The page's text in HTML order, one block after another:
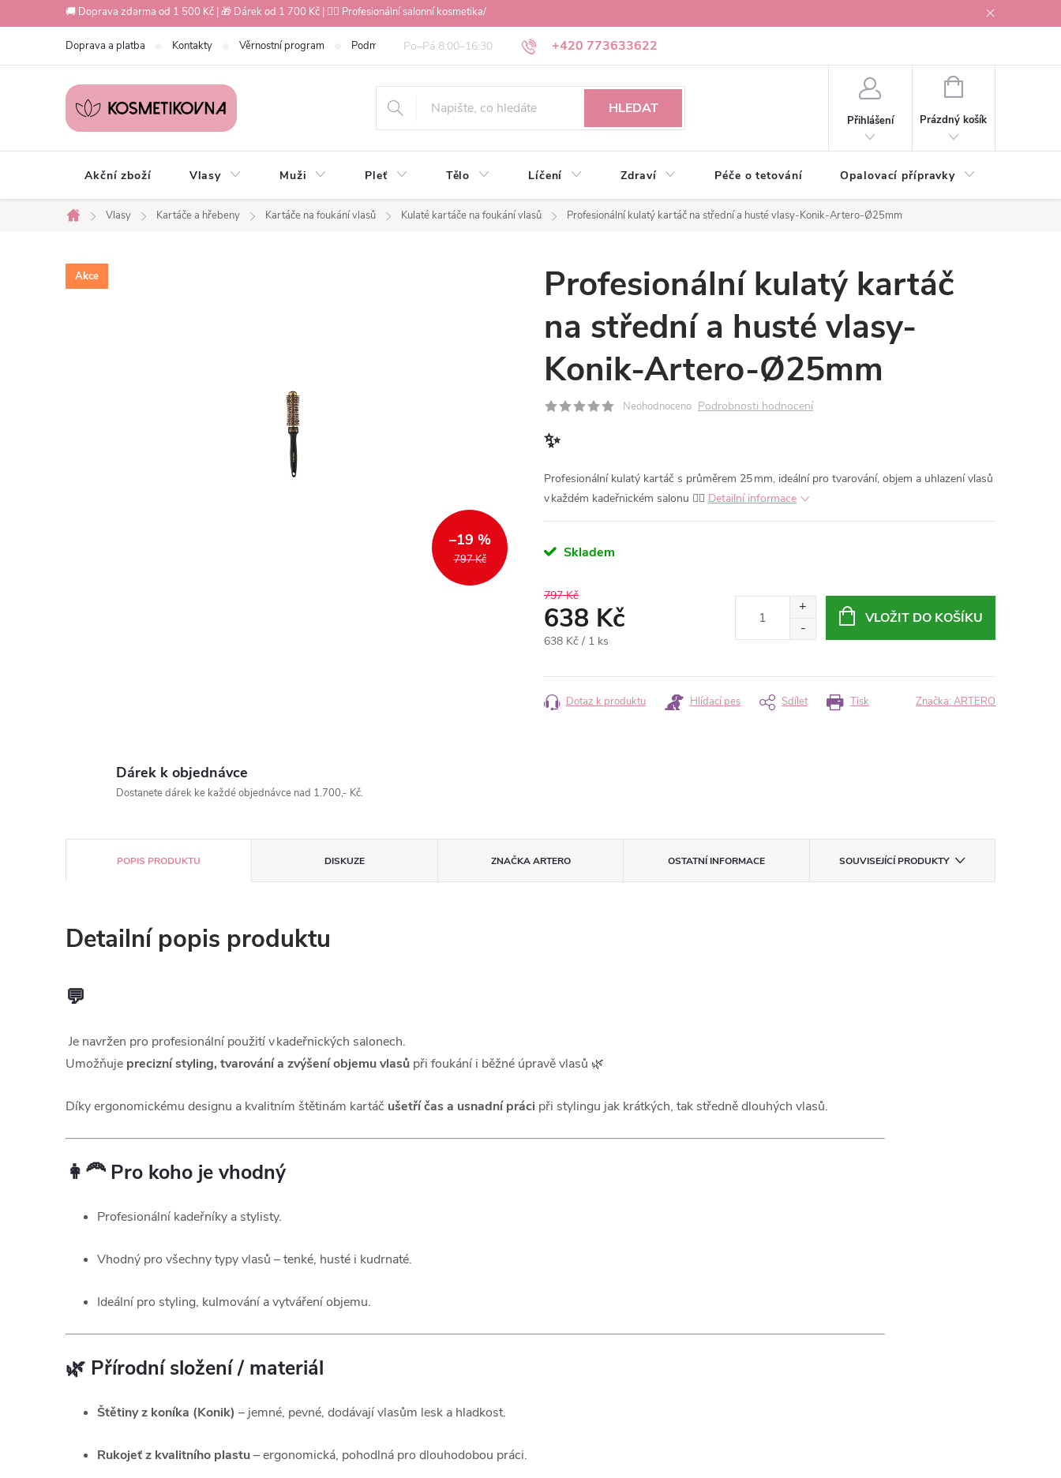
na
🚚 Doprava zdarma od 1 500 Kč | 🎁 Dárek od 1 700 Kč | 💇‍♀️ Profesionální salonní kosmetika/
+420 773633622
Doprava a platba Kontakty Věrnostní program Podmínky ochrany osobních údajů Obchodní podmínky Osobní odběr v Ostravě
HLEDAT
Přihlášení
NÁKUPNÍ
Prázdný košík
Akční zboží Vlasy Muži Pleť Tělo Líčení Zdraví Péče o tetování Opalovací přípravky
Domů
Vlasy Kartáče a hřebeny Kartáče na foukání vlasů Kulaté kartáče na foukání vlasů Profesionální kulatý kartáč na střední a husté vlasy-Konik-Artero-Ø25mm
Akce
797 Kč
–19 %
Profesionální kulatý kartáč
na střední a husté vlasy-
Konik-Artero-Ø25mm
Neohodnoceno Podrobnosti hodnocení
✨
Profesionální kulatý kartáč s průměrem 25 mm, ideální pro tvarování, objem a uhlazení vlasů
v každém kadeřnickém salonu 💇‍♂️ Detailní informace
Skladem
797 Kč
638 Kč
Měrná
638 Kč / 1 ks
VLOŽIT DO KOŠÍKU
Tisk
Dotaz k produktu Hlídací pes Sdílet Značka: ARTERO
Dárek k objednávce
Dostanete dárek ke každé objednávce nad 1.700,- Kč.
POPIS PRODUKTU DISKUZE ZNAČKAARTERO OSTATNÍ INFORMACE SOUVISEJÍCÍ PRODUKTY
Detailní popis produktu
💬
Je navržen pro profesionální použití v kadeřnických salonech.
Umožňuje precizní styling, tvarování a zvýšení objemu vlasů při foukání i běžné úpravě vlasů 🌿
Díky ergonomickému designu a kvalitním štětinám kartáč ušetří čas a usnadní práci při stylingu jak krátkých, tak středně dlouhých vlasů.
👩‍🦰 Pro koho je vhodný
Profesionální kadeřníky a stylisty.
Vhodný pro všechny typy vlasů – tenké, husté i kudrnaté.
Ideální pro styling, kulmování a vytváření objemu.
🌿 Přírodní složení / materiál
Štětiny z koníka (Konik) – jemné, pevné, dodávají vlasům lesk a hladkost.
Rukojeť z kvalitního plastu– ergonomická, pohodlná pro dlouhodobou práci.